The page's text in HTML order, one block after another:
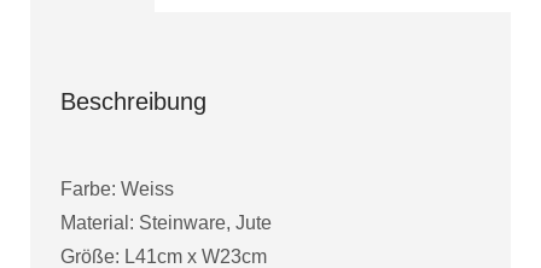
Beschreibung
Farbe: Weiss
Material: Steinware, Jute
Größe: L41cm x W23cm